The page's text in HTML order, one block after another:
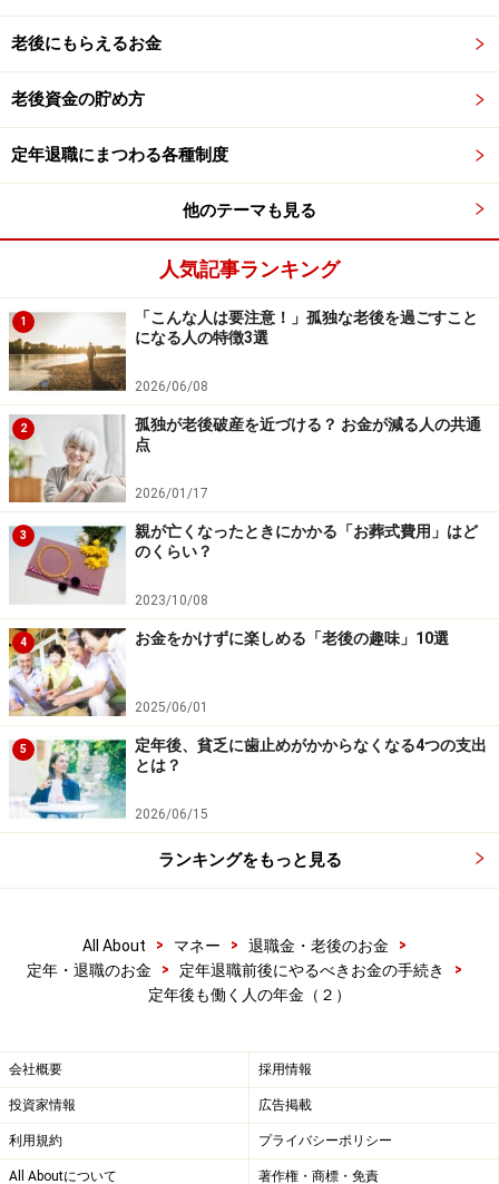
老後にもらえるお金
老後資金の貯め方
定年退職にまつわる各種制度
他のテーマも見る
人気記事ランキング
1
「こんな人は要注意！」孤独な老後を過ごすこと
になる人の特徴3選
2026/06/08
2
孤独が老後破産を近づける？ お金が減る人の共通
点
2026/01/17
3
親が亡くなったときにかかる「お葬式費用」はど
のくらい？
2023/10/08
4 お金をかけずに楽しめる「老後の趣味」10選
2025/06/01
5
定年後、貧乏に歯止めがかからなくなる4つの支出
とは？
2026/06/15
ランキングをもっと見る
All About > マネー > 退職金・老後のお金
>
定年・退職のお金
> 定年退職前後にやるべきお金の手続き
>
定年後も働く人の年金（２）
会社概要 採用情報
投資家情報 広告掲載
利用規約 プライバシーポリシー
All Aboutについて 著作権・商標・免責